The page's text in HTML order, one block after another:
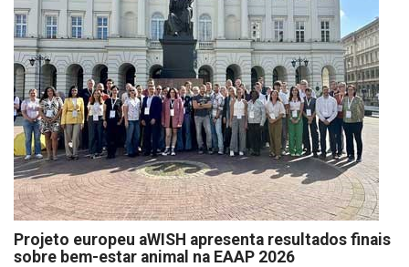
Projeto europeu aWISH apresenta resultados finais
sobre bem-estar animal na EAAP 2026